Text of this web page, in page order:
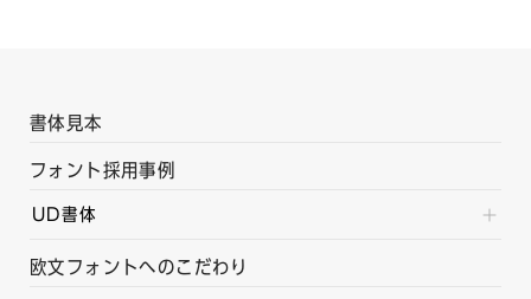
書体見本
フォント採用事例
UD書体
欧文フォントへのこだわり